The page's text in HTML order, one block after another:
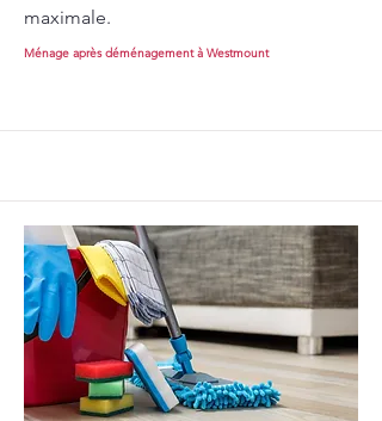
maximale.
Ménage après déménagement à Westmount